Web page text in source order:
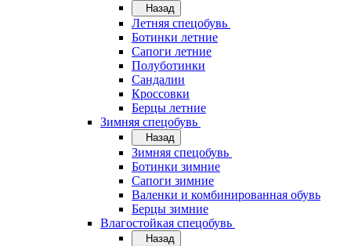
Назад
Летняя спецобувь
Ботинки летние
Сапоги летние
Полуботинки
Сандалии
Кроссовки
Берцы летние
Зимняя спецобувь
Назад
Зимняя спецобувь
Ботинки зимние
Сапоги зимние
Валенки и комбинированная обувь
Берцы зимние
Влагостойкая спецобувь
Назад